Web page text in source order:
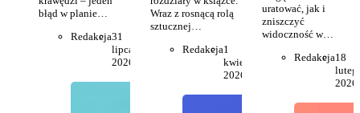
błąd w planie…
Redakcja31
lipca
2026
Wraz z rosnącą rolą
sztucznej…
Redakcja1
kwietnia
2026
uratować, jak i
zniszczyć
widoczność w…
Redakcja18
2026